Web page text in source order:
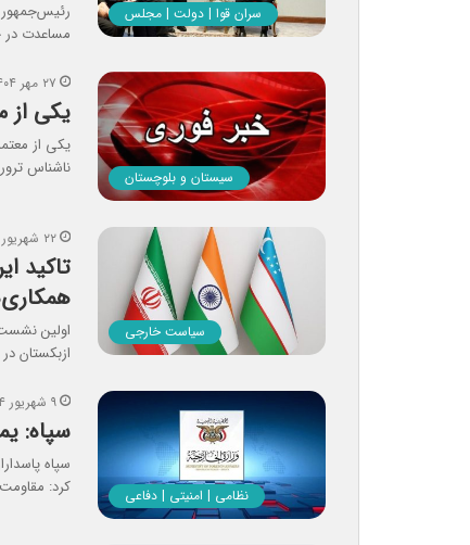
سران قوا | دولت | مجلس
رئیس‌جمهور
مساعدت در
سیستان و بلوچستان
۲۷ مهر ۱۴۰۴
یکی از
یکی از
ناشناس
سیاست خارجی
۲۲ شهریور ۱۴۰۴
تاکید
اولین
ازبکستان
نظامی | امنیتی | دفاعی
۹ شهریور ۱۴۰۴
سپاه:
سپاه
کرد: